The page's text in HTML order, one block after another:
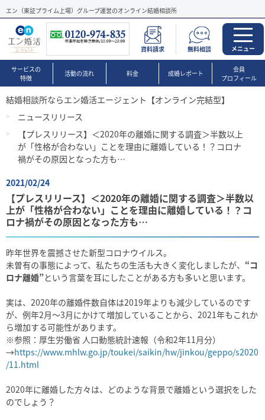
エン（東証プライム上場）グループ運営のオンライン結婚相談所
資料請求 無料相談 メニュー
サービスの
特徴
活動の流れ 料金 成婚レポート
会員
プロフィール
結婚相談所ならエン婚活エージェント【オンライン完結型】
ニュースリリース
【プレスリリース】＜2020年の離婚に関する調査＞半数以上
が「性格が合わない」ことを理由に離婚している！？コロナ
禍がその原因となった方も…
2021/02/24
【プレスリリース】＜2020年の離婚に関する調査＞半数以
上が「性格が合わない」ことを理由に離婚している！？コ
ロナ禍がその原因となった方も…
昨年世界を震撼させた新型コロナウイルス。
未曽有の事態によって、私たちの生活も大きく変化しましたが、 “コ
ロナ離婚” という言葉を耳にしたことがある方も多いと思います。
実は、2020年の離婚件数自体は2019年よりも減少しているのです
が、例年2月～3月にかけて増加していることから、2021年もこれか
ら増加する可能性があります。
※参照：厚生労働省 人口動態統計速報（令和2年11月分）
→https://www.mhlw.go.jp/toukei/saikin/hw/jinkou/geppo/s2020
/11.html
2020年に離婚した方々は、どのような背景で離婚という選択をした
のでしょう？